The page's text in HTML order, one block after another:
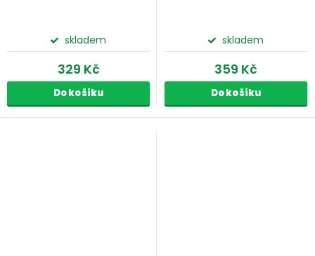
skladem
329 Kč
Do košíku
skladem
359 Kč
Do košíku